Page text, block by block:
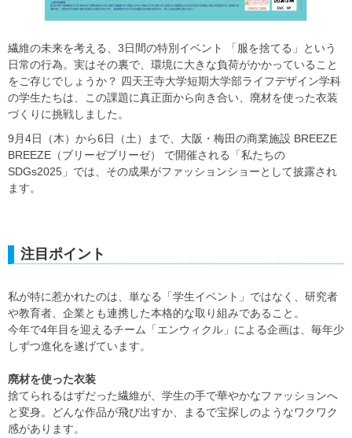
繊維の未来を考える、3日間の特別イベント 「服を捨てる」という
日常の行為。実はその裏で、環境に大きな負荷がかかっていること
をご存じでしょうか？ 四天王寺大学短期大学部ライフデザイン学科
の学生たちは、この課題に真正面から向き合い、廃材を使った衣装
づくりに挑戦しました。
9月4日（木）から6日（土）まで、大阪・梅田の商業施設 BREEZE
BREEZE（ブリーゼブリーゼ） で開催される「私たちの
SDGs2025」では、その成果がファッションショーとして披露され
ます。
注目ポイント
私が特に惹かれたのは、単なる「学生イベント」ではなく、研究者
や教育者、企業とも連携した本格的な取り組みであること。
今年で4年目を迎えるチーム「エンウィクル」による企画は、毎年少
しずつ進化を遂げています。
廃材を使った衣装
捨てられるはずだった繊維が、学生の手で華やかなファッションへ
と変身。どんな作品が飛び出すか、まるで宝探しのようなワクワク
感があります。